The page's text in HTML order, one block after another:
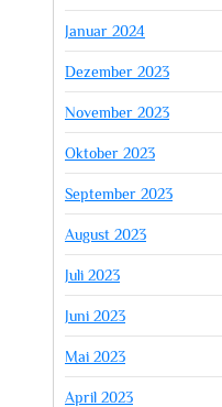
Januar 2024
Dezember 2023
November 2023
Oktober 2023
September 2023
August 2023
Juli 2023
Juni 2023
Mai 2023
April 2023